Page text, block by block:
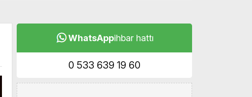
WhatsAppihbar hattı
0 533 639 19 60